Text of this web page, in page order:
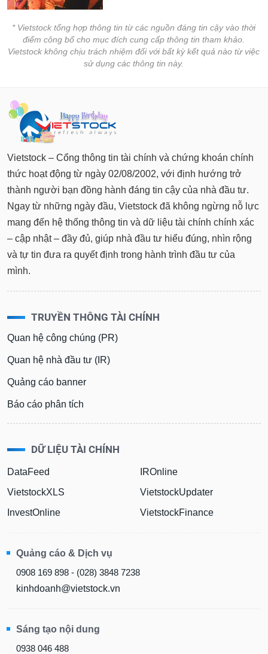
* Vietstock tổng hợp thông tin từ các nguồn đáng tin cậy vào thời
điểm công bố cho mục đích cung cấp thông tin tham khảo.
Vietstock không chịu trách nhiệm đối với bất kỳ kết quả nào từ việc
sử dụng các thông tin này.
Vietstock – Cổng thông tin tài chính và chứng khoán chính
thức hoạt động từ ngày 02/08/2002, với định hướng trở
thành người bạn đồng hành đáng tin cậy của nhà đầu tư.
Ngay từ những ngày đầu, Vietstock đã không ngừng nỗ lực
mang đến hệ thống thông tin và dữ liệu tài chính chính xác
– cập nhật – đầy đủ, giúp nhà đầu tư hiểu đúng, nhìn rộng
và tự tin đưa ra quyết định trong hành trình đầu tư của
mình.
TRUYỀN THÔNG TÀI CHÍNH
Quan hệ công chúng (PR)
Quan hệ nhà đầu tư (IR)
Quảng cáo banner
Báo cáo phân tích
DỮ LIỆU TÀI CHÍNH
DataFeed
VietstockXLS
InvestOnline
IROnline
VietstockUpdater
VietstockFinance
Quảng cáo & Dịch vụ
0908 169 898 - (028) 3848 7238
kinhdoanh@vietstock.vn
Sáng tạo nội dung
0938 046 488